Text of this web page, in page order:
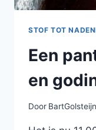
STOF TOT
Een
en
Door BartGolsteijn